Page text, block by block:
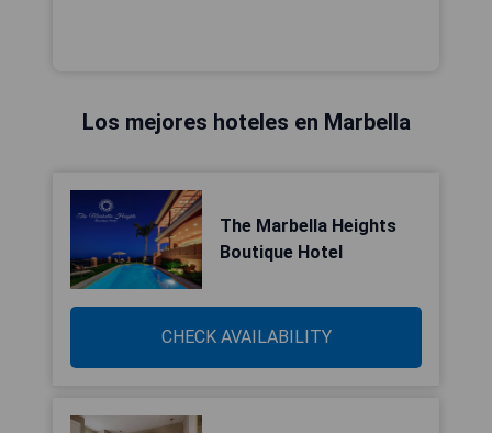
Los mejores hoteles en Marbella
The Marbella Heights
Boutique Hotel
CHECK AVAILABILITY